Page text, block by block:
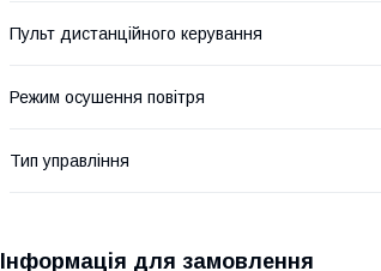
Пульт дистанційного керування
Режим осушення повітря
Тип управління
Інформація для замовлення